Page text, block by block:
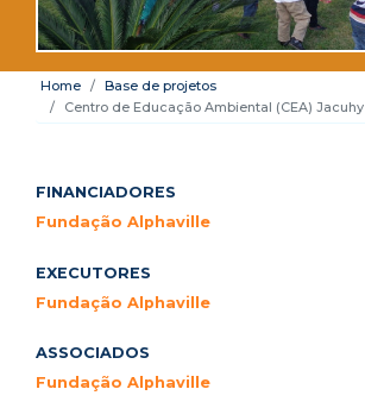
Home
Base de projetos
Centro de Educação Ambiental (CEA) Jacuhy
FINANCIADORES
Fundação Alphaville
EXECUTORES
Fundação Alphaville
ASSOCIADOS
Fundação Alphaville